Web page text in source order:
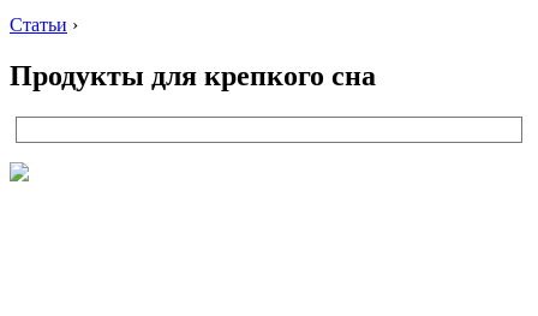
Статьи ›
Продукты для крепкого сна